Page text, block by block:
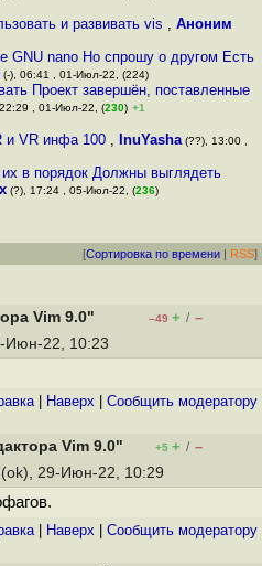
и развивать vis ,Аноним
GNU nano Но спрошу о другом Есть
(-), 06:41 , 01-Июл-22, (224)
Проект завершён, поставленные
, 01-Июл-22, (230) +1
и VR инфа 100 , InuYasha (??), 13:00 ,
в порядок Должны выглядеть
(?), 17:24 , 05-Июл-22, (236)
[Сортировка по времени | RSS]
Vim 9.0" –49 + / –
Июн-22, 10:23
| Наверх Cообщить модератору
Vim 9.0" +5 + / –
(ok), 29-Июн-22, 10:29
| Наверх Cообщить модератору